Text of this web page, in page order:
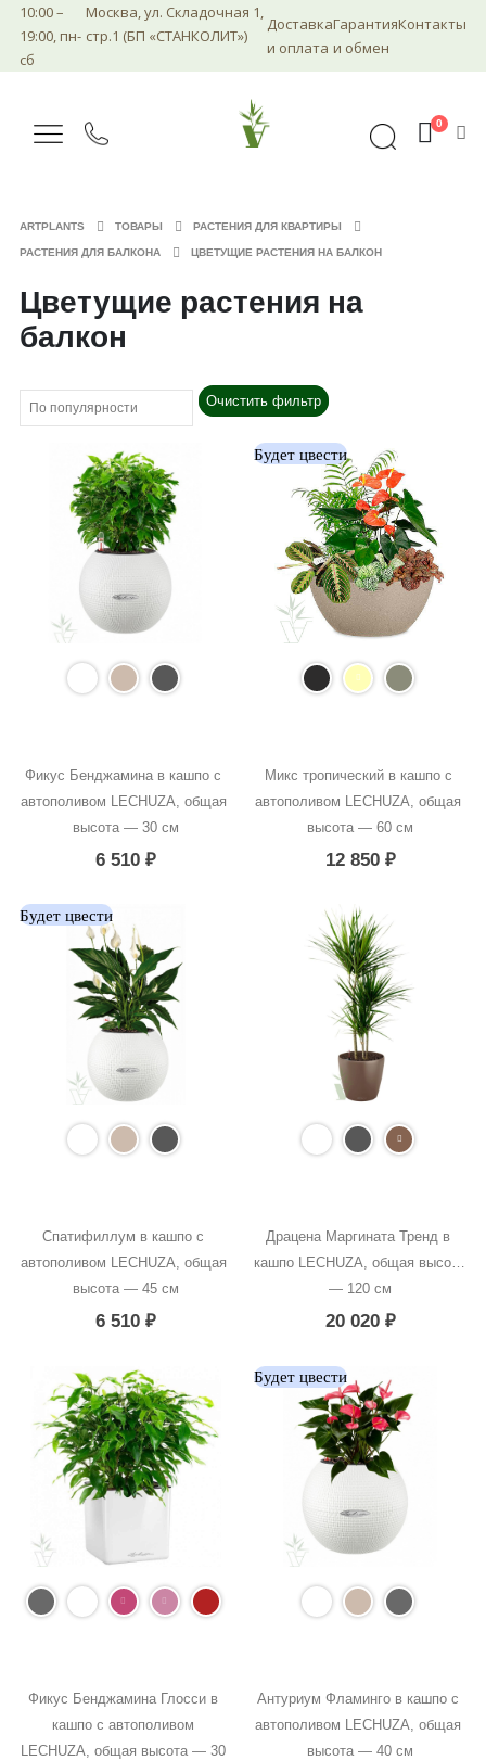
10:00 –
19:00, пн-
сб
Москва, ул. Складочная 1,
стр.1 (БП «СТАНКОЛИТ»)
Доставка
и оплата
Гарантия
и обмен
Контакты
0
ARTPLANTS ТОВАРЫ РАСТЕНИЯ ДЛЯ КВАРТИРЫ
РАСТЕНИЯ ДЛЯ БАЛКОНА ЦВЕТУЩИЕ РАСТЕНИЯ НА БАЛКОН
Цветущие растения на
балкон
Очистить фильтр
Фикус Бенджамина в кашпо с
автополивом LECHUZA, общая
высота — 30 см
6 510 ₽
Будет цвести
Микс тропический в кашпо с
автополивом LECHUZA, общая
высота — 60 см
12 850 ₽
Будет цвести
Спатифиллум в кашпо с
автополивом LECHUZA, общая
высота — 45 см
6 510 ₽
Драцена Маргината Тренд в
кашпо LECHUZA, общая высота
— 120 см
20 020 ₽
Фикус Бенджамина Глосси в
кашпо с автополивом
LECHUZA, общая высота — 30
Будет цвести
Антуриум Фламинго в кашпо с
автополивом LECHUZA, общая
высота — 40 см